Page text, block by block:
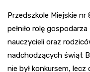
Przedszkole Miejskie
pełniło rolę
nauczycieli oraz
nadchodzących świąt
nie był konkursem,